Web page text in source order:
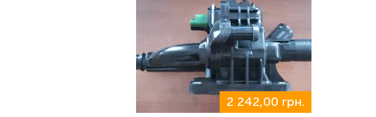
2 242,00 грн.